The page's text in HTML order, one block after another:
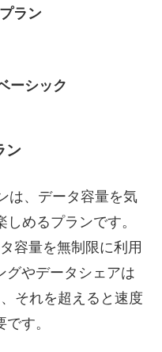
ラン
ーシック
ン
は、データ容量を気
めるプランです。
容量を無制限に利用
グやデータシェアは
それを超えると速度
す。